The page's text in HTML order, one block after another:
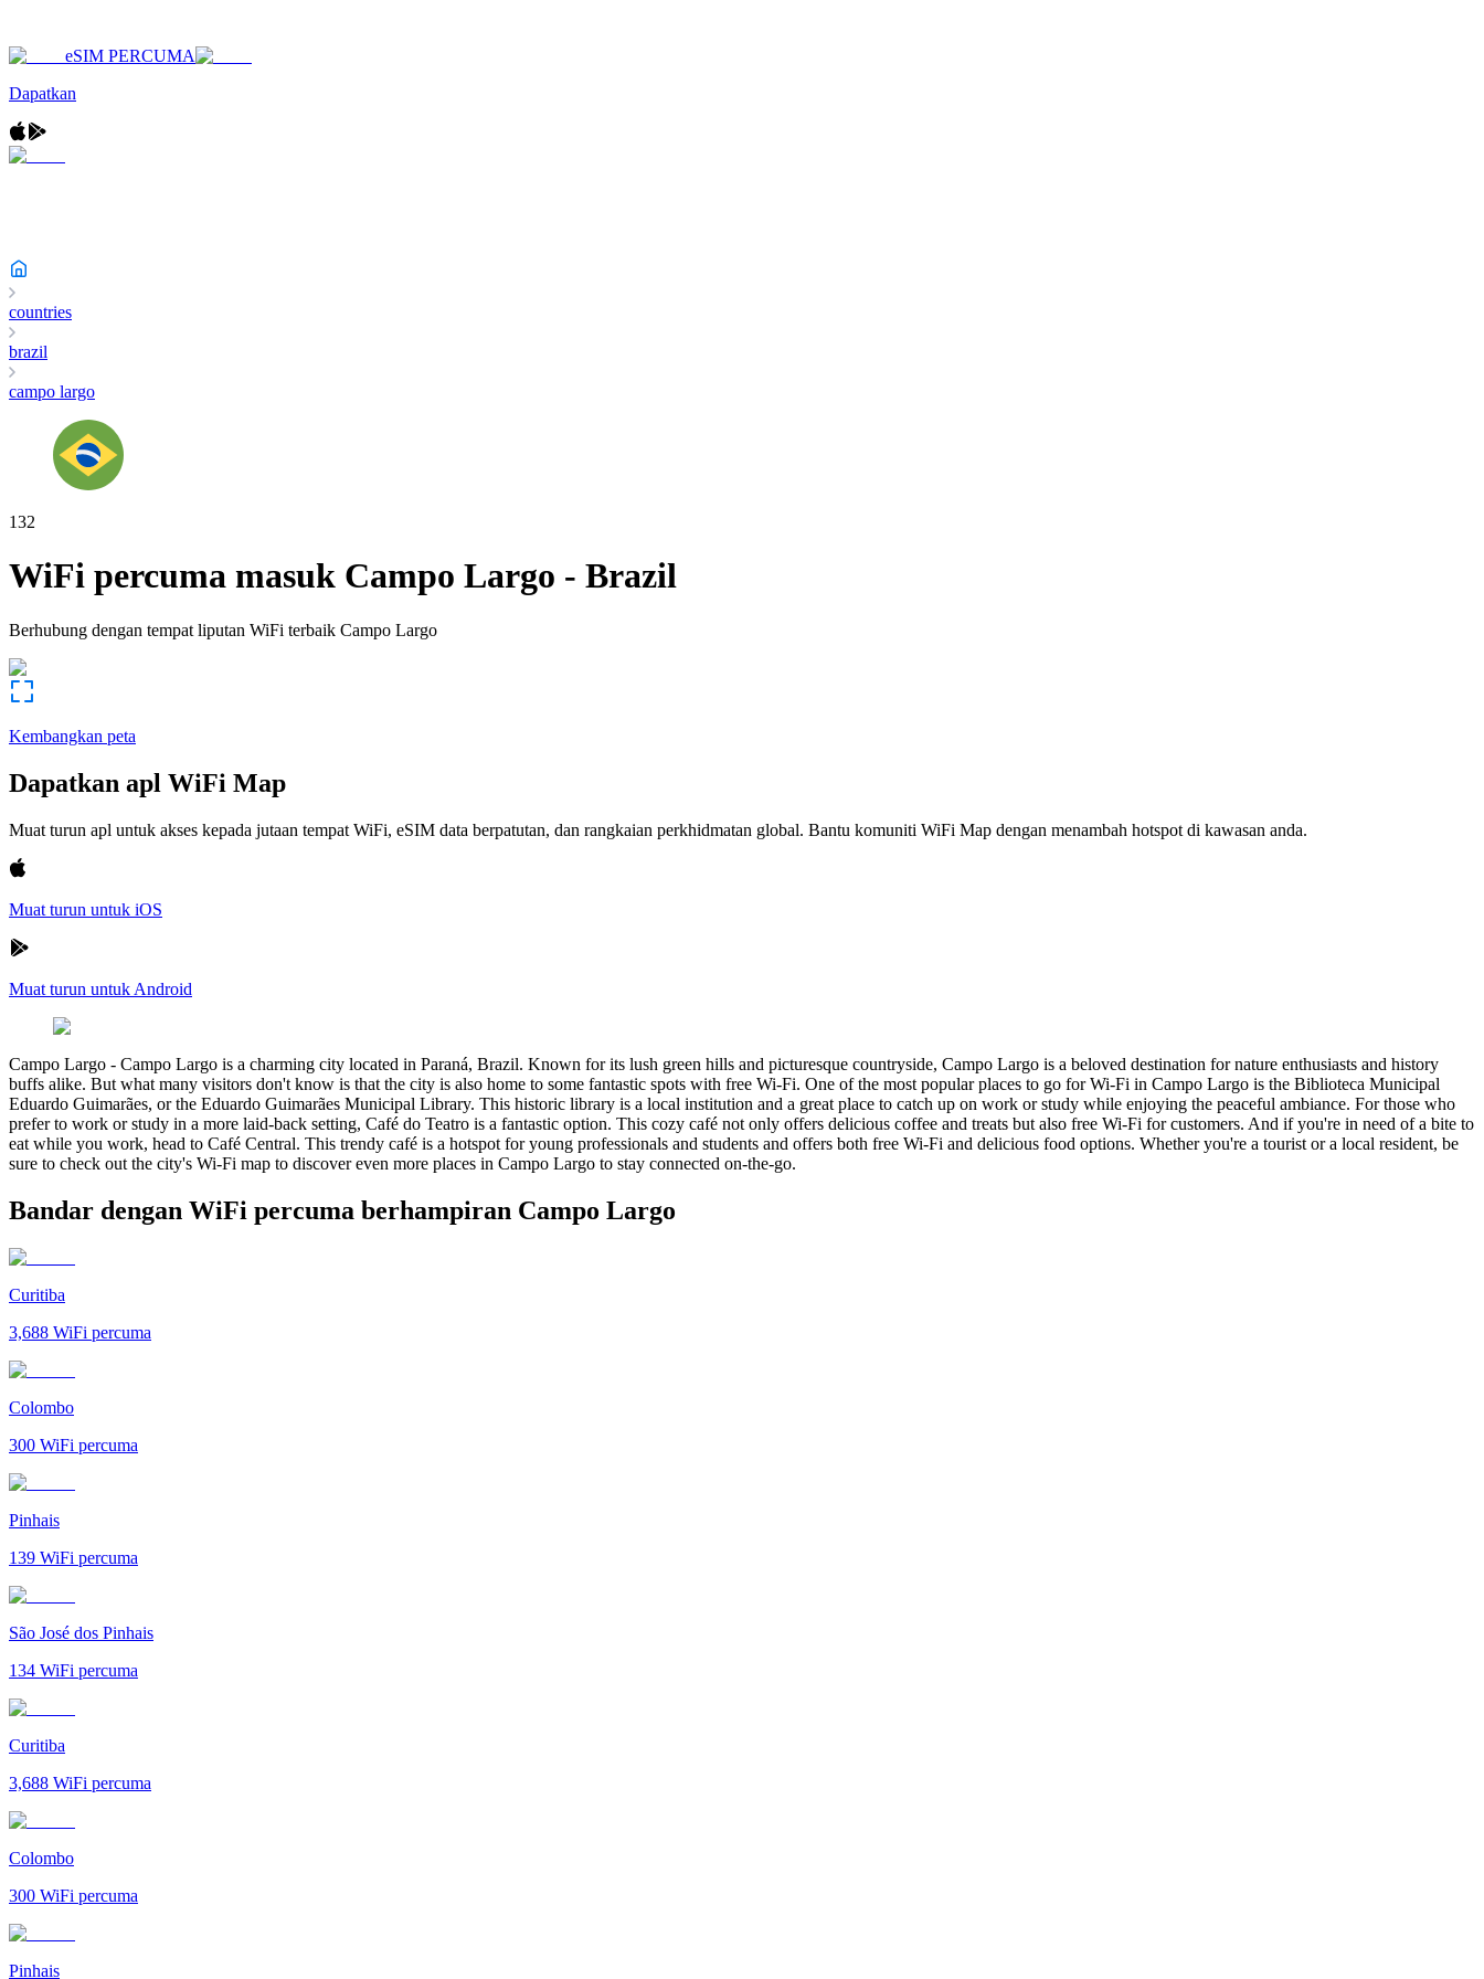
eSIM PERCUMA
Dapatkan
countries
brazil
campo largo
132
WiFi percuma masuk Campo Largo - Brazil
Berhubung dengan tempat liputan WiFi terbaik Campo Largo
Kembangkan peta
Dapatkan apl WiFi Map
Muat turun apl untuk akses kepada jutaan tempat WiFi, eSIM data berpatutan, dan rangkaian perkhidmatan global. Bantu komuniti WiFi Map dengan menambah hotspot di kawasan anda.
Muat turun untuk iOS
Muat turun untuk Android
Campo Largo - Campo Largo is a charming city located in Paraná, Brazil. Known for its lush green hills and picturesque countryside, Campo Largo is a beloved destination for nature enthusiasts and history
buffs alike. But what many visitors don't know is that the city is also home to some fantastic spots with free Wi-Fi. One of the most popular places to go for Wi-Fi in Campo Largo is the Biblioteca Municipal
Eduardo Guimarães, or the Eduardo Guimarães Municipal Library. This historic library is a local institution and a great place to catch up on work or study while enjoying the peaceful ambiance. For those who
prefer to work or study in a more laid-back setting, Café do Teatro is a fantastic option. This cozy café not only offers delicious coffee and treats but also free Wi-Fi for customers. And if you're in need of a bite to
eat while you work, head to Café Central. This trendy café is a hotspot for young professionals and students and offers both free Wi-Fi and delicious food options. Whether you're a tourist or a local resident, be
sure to check out the city's Wi-Fi map to discover even more places in Campo Largo to stay connected on-the-go.
Bandar dengan WiFi percuma berhampiran Campo Largo
Curitiba
3,688 WiFi percuma
Colombo
300 WiFi percuma
Pinhais
139 WiFi percuma
São José dos Pinhais
134 WiFi percuma
Curitiba
3,688 WiFi percuma
Colombo
300 WiFi percuma
Pinhais